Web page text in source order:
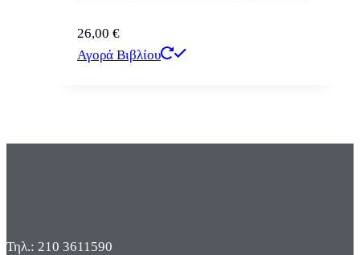
26,00 €
Αγορά Βιβλίου
Τηλ.: 210 3611590